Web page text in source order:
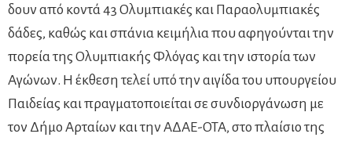
δουν από κοντά 43 Ολυμπιακές και Παραολυμπιακές
δάδες, καθώς και σπάνια κειμήλια που αφηγούνται την
πορεία της Ολυμπιακής Φλόγας και την ιστορία των
Αγώνων. Η έκθεση τελεί υπό την αιγίδα του υπουργείου
Παιδείας και πραγματοποιείται σε συνδιοργάνωση με
τον Δήμο Αρταίων και την ΑΔΑΕ-ΟΤΑ, στο πλαίσιο της